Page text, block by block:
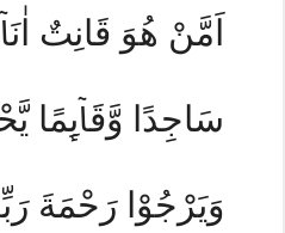
اَمَّنْ هُوَ قَانِتٌ
سَاجِدًا وَّقَاۤىِٕمًا
وَيَرْجُوْا رَحْمَةَ